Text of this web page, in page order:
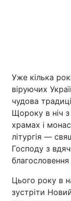
Уже кілька
віруючих
чудова
Щороку в ніч з
храмах і
літургія —
Господу з
Цього року в
зустріти